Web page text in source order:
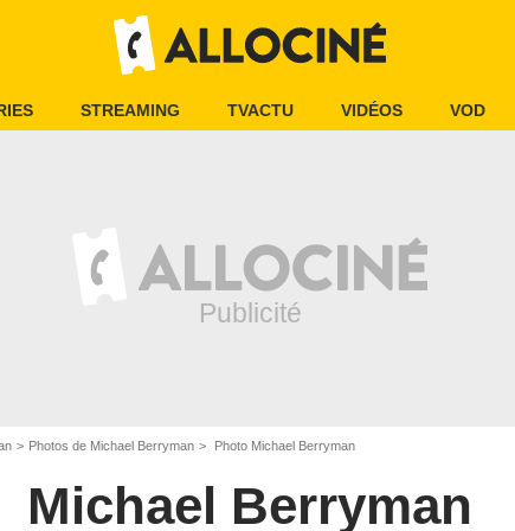
STREAMING TVACTU VIDÉOS VOD
Photos de Michael Berryman Photo Michael Berryman
Michael Berryman